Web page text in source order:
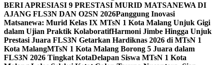
BERI APRESIASI 9 PRESTASI MURID MATSANEWA DI
AJANG FLS3N DAN O2SN 2026Panggung Inovasi
Matsanewa: Murid Kelas IX MTsN 1 Kota Malang Unjuk Gigi
dalam Ujian Praktik KolaboratifHarmoni Jimbe Hingga Unjuk
Prestasi Juara FLS3N Getarkan Hardiknas 2026 di MTsN 1
Kota MalangMTsN 1 Kota Malang Borong 5 Juara dalam
FLS3N 2026 Tingkat KotaDelapan Siswa MTsN 1 Kota